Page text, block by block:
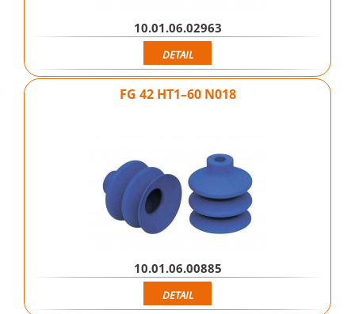
10.01.06.02963
DETAIL
FG 42 HT1–60 N018
10.01.06.00885
DETAIL